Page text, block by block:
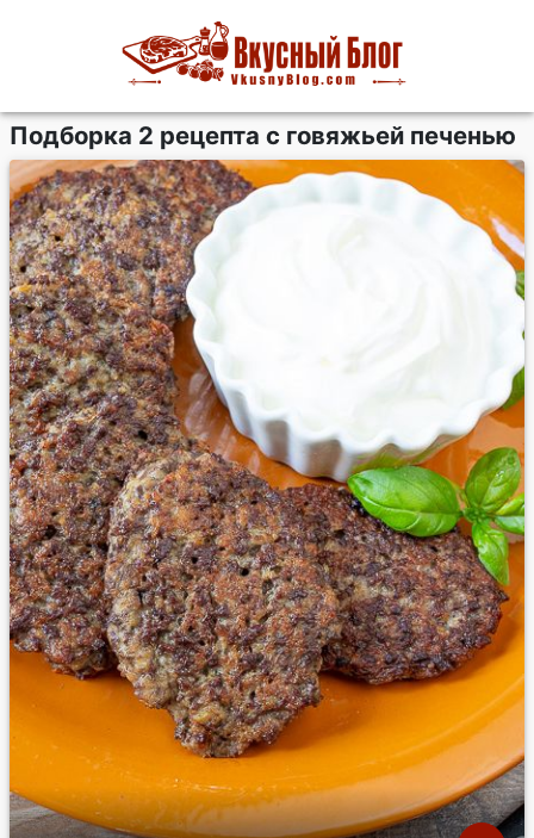
Подборка 2 рецепта с говяжьей печенью